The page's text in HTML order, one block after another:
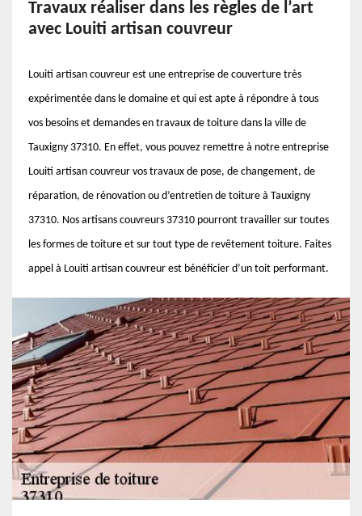
Travaux réaliser dans les règles de l’art
avec Louiti artisan couvreur
Louiti artisan couvreur est une entreprise de couverture très
expérimentée dans le domaine et qui est apte à répondre à tous
vos besoins et demandes en travaux de toiture dans la ville de
Tauxigny 37310. En effet, vous pouvez remettre à notre entreprise
Louiti artisan couvreur vos travaux de pose, de changement, de
réparation, de rénovation ou d’entretien de toiture à Tauxigny
37310. Nos artisans couvreurs 37310 pourront travailler sur toutes
les formes de toiture et sur tout type de revêtement toiture. Faites
appel à Louiti artisan couvreur est bénéficier d’un toit performant.